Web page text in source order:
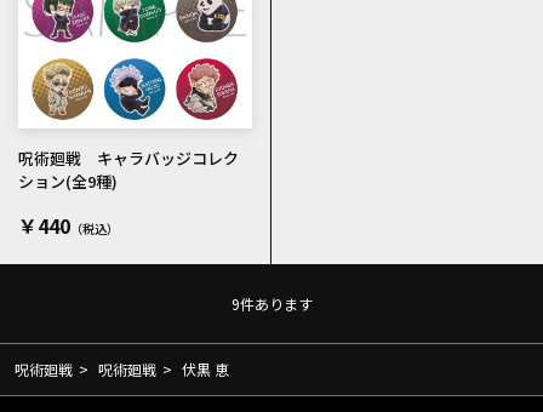
呪術廻戦 キャラバッジコレク
ション(全9種)
￥440
9件あります
呪術廻戦 > 呪術廻戦 > 伏黒 恵